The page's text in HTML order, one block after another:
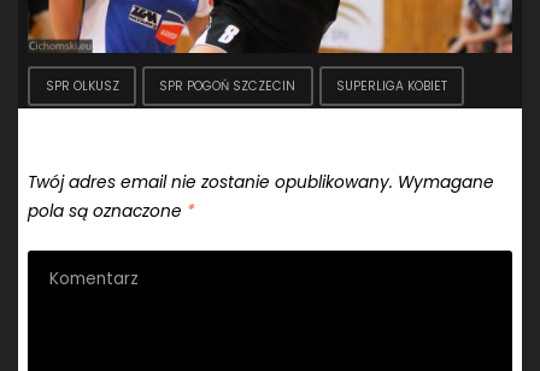
SPR OLKUSZ SPR POGOŃ SZCZECIN SUPERLIGA KOBIET
Twój adres email nie zostanie opublikowany. Wymagane
pola są oznaczone *